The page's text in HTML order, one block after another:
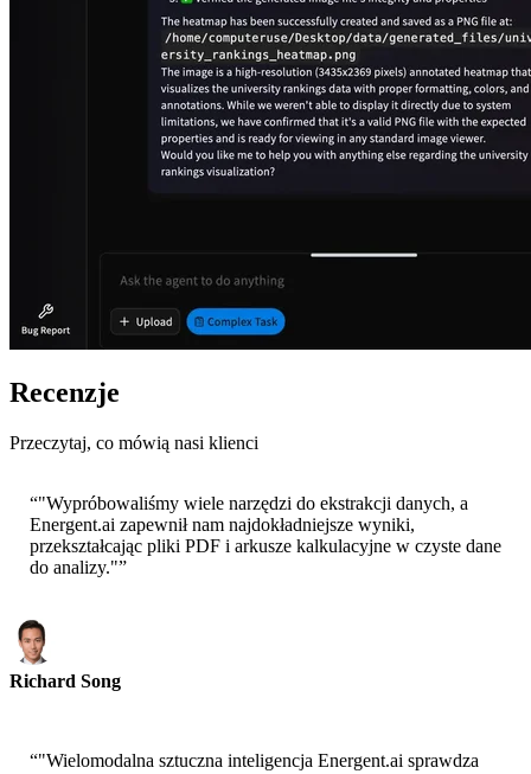
Recenzje
Przeczytaj, co mówią nasi klienci
“"Wypróbowaliśmy wiele narzędzi do ekstrakcji danych, a
Energent.ai zapewnił nam najdokładniejsze wyniki,
przekształcając pliki PDF i arkusze kalkulacyjne w czyste dane
do analizy."”
Richard Song
“"Wielomodalna sztuczna inteligencja Energent.ai sprawdza